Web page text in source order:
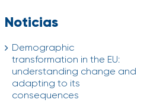
Noticias
Demographic
transformation in the EU:
understanding change and
adapting to its
consequences